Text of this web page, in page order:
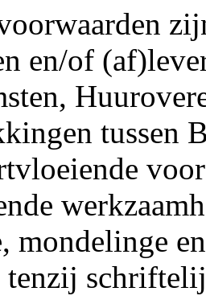
en/of
tussen
mondelinge
tenzij